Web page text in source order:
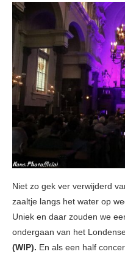
Niet zo gek ver verwijderd
zaaltje langs het water op
Uniek en daar zouden we
ondergaan van het
(WIP). En als een half